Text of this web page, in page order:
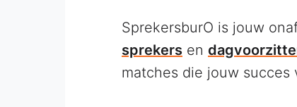
SprekersburO is jouw
sprekers en
matches die jouw succes